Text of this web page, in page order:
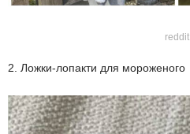
reddit
2. Ложки-лопакти для мороженого